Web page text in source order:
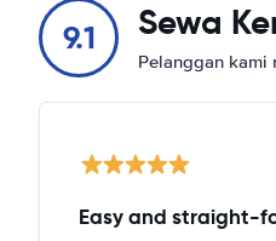
9.1 Sewa
Pelanggan kami
Easy and straight-